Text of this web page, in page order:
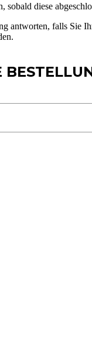
, sobald diese
antworten, falls Sie
.